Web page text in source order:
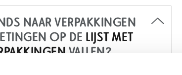
NAAR VERPAKKINGEN
OP DE LIJST MET
VALLEN?